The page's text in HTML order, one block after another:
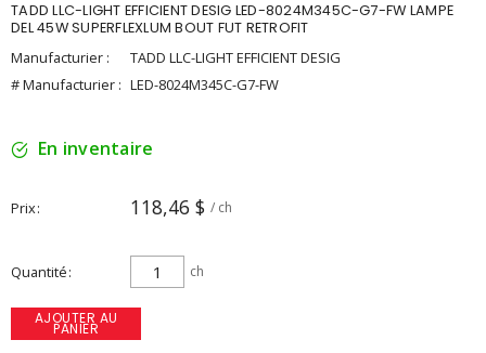
TADD LLC-LIGHT EFFICIENT DESIG LED-8024M345C-G7-FW LAMPE
DEL 45W SUPERFLEXLUM BOUT FUT RETROFIT
Manufacturier :
TADD LLC-LIGHT EFFICIENT DESIG
# Manufacturier : LED-8024M345C-G7-FW
En inventaire
Prix 118,46 $ / ch
Quantité ch
AJOUTER AU
PANIER